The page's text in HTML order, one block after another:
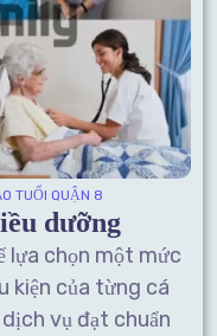
TUỔI QUẬN 8
dưỡng
lựa chọn một mức
kiện của từng cá
vụ đạt chuẩn